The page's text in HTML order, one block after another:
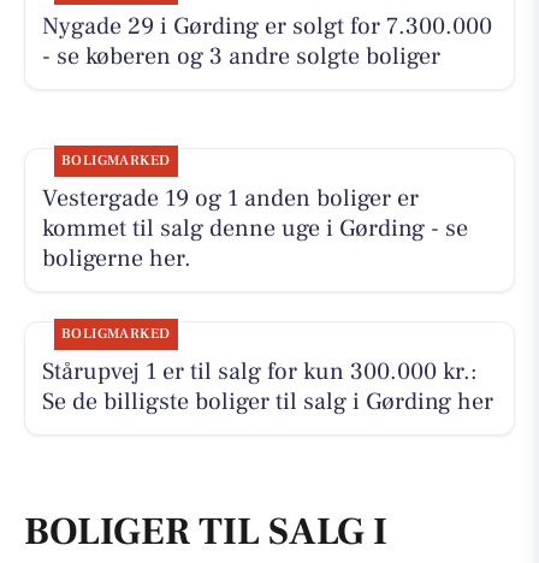
Nygade 29 i Gørding er solgt for 7.300.000
- se køberen og 3 andre solgte boliger
BOLIGMARKED
Vestergade 19 og 1 anden boliger er
kommet til salg denne uge i Gørding - se
boligerne her.
BOLIGMARKED
Stårupvej 1 er til salg for kun 300.000 kr.:
Se de billigste boliger til salg i Gørding her
BOLIGER TIL SALG I